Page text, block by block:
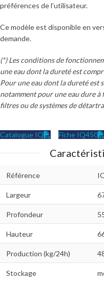
préférences de l’utilisateur.
Ce modèle est disponible en
demande.
(*) Les conditions de
une eau dont la dureté est
Pour une eau dont la dureté est
notamment pour une eau dure
filtres ou de systèmes de
Catalogue IQ Fiche IQ450
Référence
Largeur
Profondeur
Hauteur
Production (kg/24h)
Stockage